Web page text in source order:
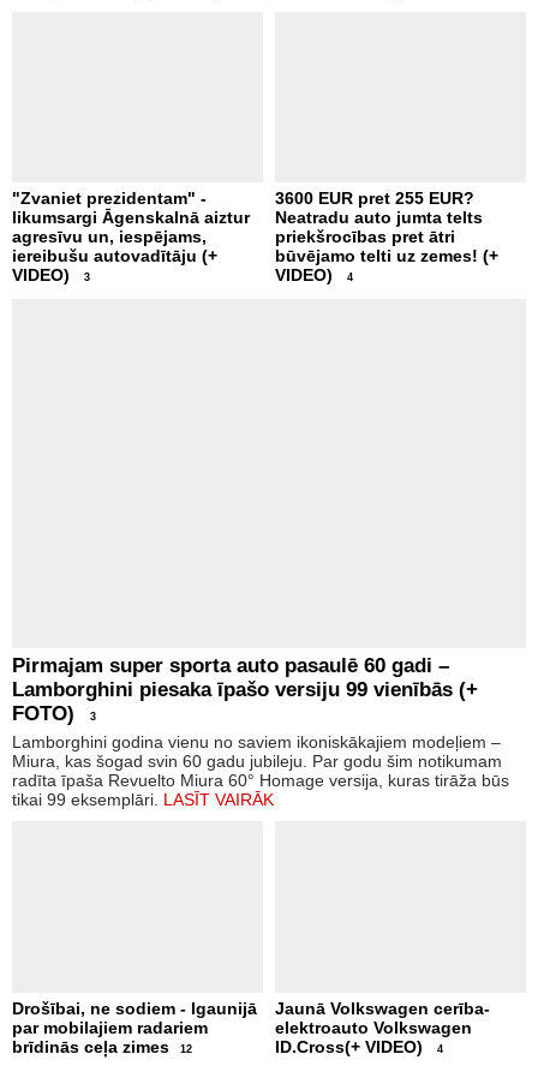
"Zvaniet prezidentam" -
likumsargi Āgenskalnā aiztur
agresīvu un, iespējams,
iereibušu autovadītāju (+
VIDEO)
3
3600 EUR pret 255 EUR?
Neatradu auto jumta telts
priekšrocības pret ātri
būvējamo telti uz zemes! (+
VIDEO)
4
Pirmajam super sporta auto pasaulē 60 gadi –
Lamborghini piesaka īpašo versiju 99 vienībās (+
FOTO)
3
Lamborghini godina vienu no saviem ikoniskākajiem modeļiem –
Miura, kas šogad svin 60 gadu jubileju. Par godu šim notikumam
radīta īpaša Revuelto Miura 60° Homage versija, kuras tirāža būs
tikai 99 eksemplāri. LASĪT VAIRĀK
Drošībai, ne sodiem - Igaunijā
par mobilajiem radariem
brīdinās ceļa zimes
12
Jaunā Volkswagen cerība-
elektroauto Volkswagen
ID.Cross(+ VIDEO)
4